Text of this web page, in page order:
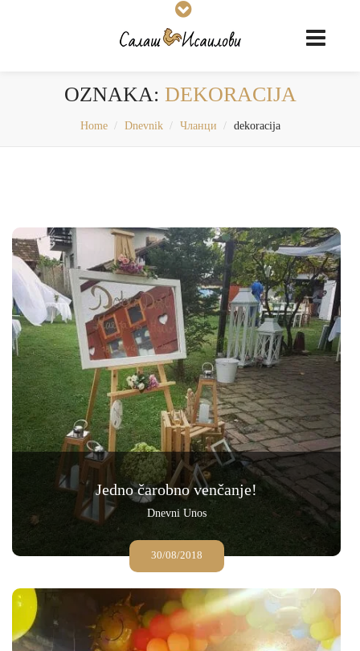
OZNAKA: DEKORACIJA
Home Dnevnik Чланци dekoracija
Jedno čarobno venčanje!
Dnevni Unos
30/08/2018